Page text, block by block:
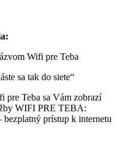
Wifi pre Teba
sa tak do siete“
pre Teba sa Vám zobrazí
WIFI PRE TEBA:
bezplatný prístup k internetu